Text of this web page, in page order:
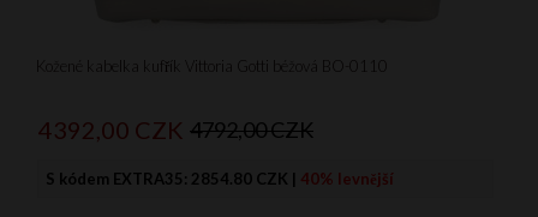
Kožené kabelka kufřík Vittoria Gotti béžová BO-0110
4392,00 CZK 4792,00 CZK
S kódem EXTRA35: 2854.80 CZK | 40% levnější